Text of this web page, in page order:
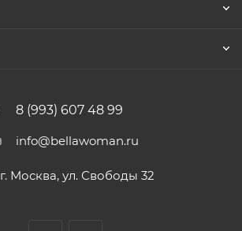
8 (993) 607 48 99
info@bellawoman.ru
г. Москва, ул. Свободы 32